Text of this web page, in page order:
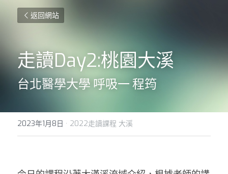
返回網站
走讀Day2:桃園大溪
台北醫學大學 呼吸一 程筠
2023年1月8日 · 2022走讀課程 大溪